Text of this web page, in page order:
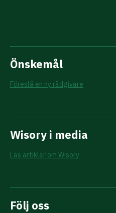
Önskemål
Föreslå en ny rådgivare
Wisory i media
Läs artiklar om Wisory
Följ oss